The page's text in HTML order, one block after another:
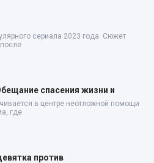
сериала 2023 года. Сюжет
спасения жизни и
в центре неотложной помощи
где
против